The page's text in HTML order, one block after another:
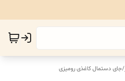
/جای دستمال کاغذی رومیزی